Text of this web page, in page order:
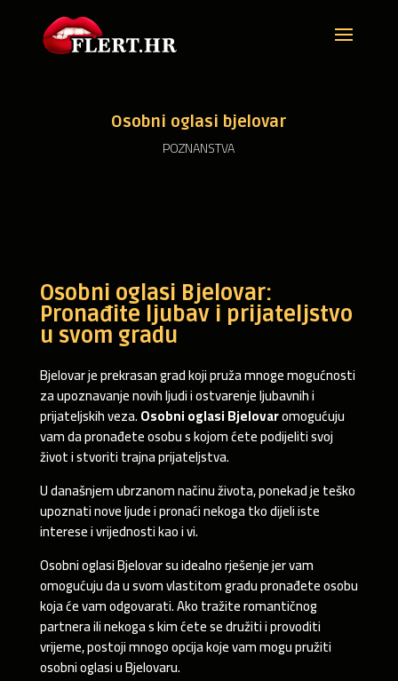
Osobni oglasi bjelovar
POZNANSTVA
Osobni oglasi Bjelovar:
Pronađite ljubav i prijateljstvo
u svom gradu
Bjelovar je prekrasan grad koji pruža mnoge mogućnosti
za upoznavanje novih ljudi i ostvarenje ljubavnih i
prijateljskih veza.Osobni oglasi Bjelovaromogućuju
vam da pronađete osobu s kojom ćete podijeliti svoj
život i stvoriti trajna prijateljstva.
U današnjem ubrzanom načinu života, ponekad je teško
upoznati nove ljude i pronaći nekoga tko dijeli iste
interese i vrijednosti kao i vi.
Osobni oglasi Bjelovar su idealno rješenje jer vam
omogućuju da u svom vlastitom gradu pronađete osobu
koja će vam odgovarati. Ako tražite romantičnog
partnera ili nekoga s kim ćete se družiti i provoditi
vrijeme, postoji mnogo opcija koje vam mogu pružiti
osobni oglasi u Bjelovaru.